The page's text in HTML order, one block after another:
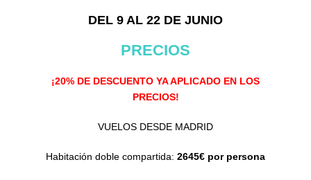
DEL 9 AL 22 DE JUNIO
PRECIOS
¡20% DE DESCUENTO YA APLICADO EN LOS
PRECIOS!
VUELOS DESDE MADRID
Habitación doble compartida: 2645€ por persona